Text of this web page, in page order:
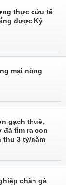
thực cứu tế
được Kỷ
mại nông
gạch thuê,
đã tìm ra con
thu 3 tỷ/năm
chăn gà